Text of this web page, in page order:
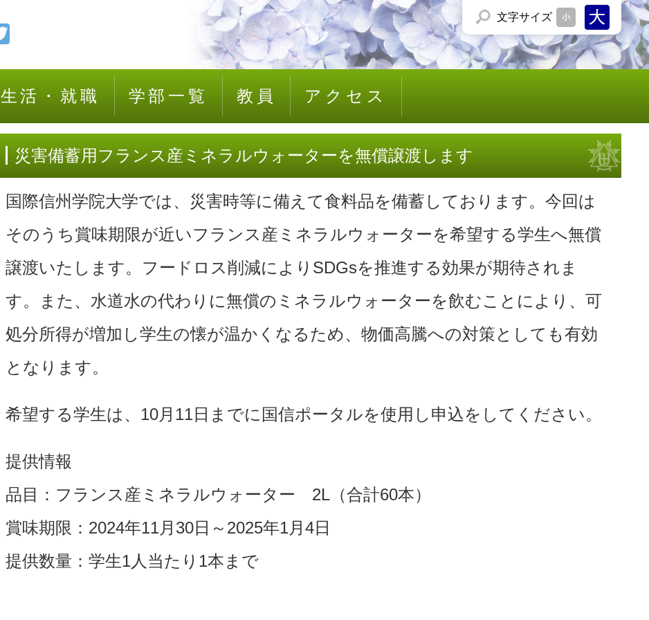
文字サイズ
生活・就職 学部一覧 教員 アクセス
災害備蓄用フランス産ミネラルウォーターを無償譲渡します
国際信州学院大学では、災害時等に備えて食料品を備蓄しております。今回は
そのうち賞味期限が近いフランス産ミネラルウォーターを希望する学生へ無償
譲渡いたします。フードロス削減によりSDGsを推進する効果が期待されま
す。また、水道水の代わりに無償のミネラルウォーターを飲むことにより、可
処分所得が増加し学生の懐が温かくなるため、物価高騰への対策としても有効
となります。
希望する学生は、10月11日までに国信ポータルを使用し申込をしてください。
提供情報
品目：フランス産ミネラルウォーター 2L（合計60本）
賞味期限：2024年11月30日～2025年1月4日
提供数量：学生1人当たり1本まで